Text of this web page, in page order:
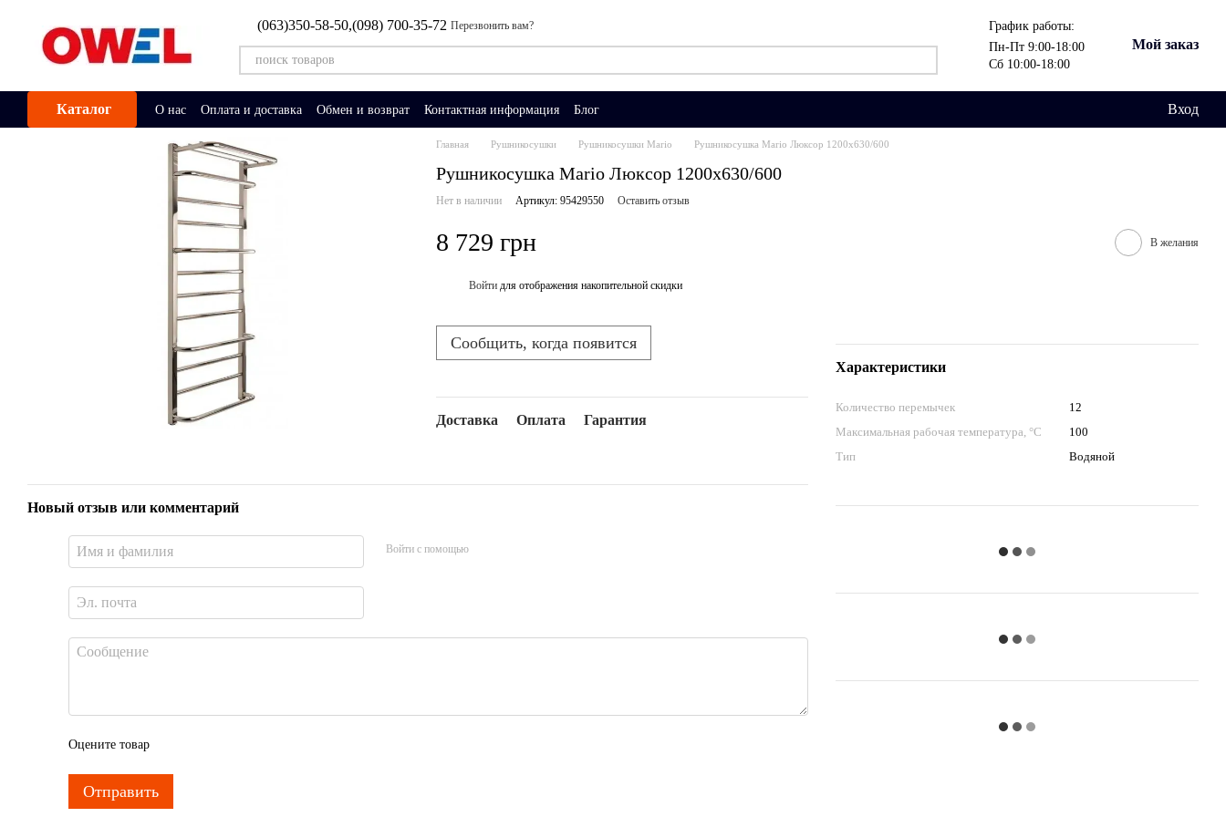
(063)350-58-50,(098) 700-35-72 Перезвонить вам?
График работы:
Пн-Пт 9:00-18:00
Сб 10:00-18:00
Мой заказ
Каталог О нас Оплата и доставка Обмен и возврат Контактная информация Блог Вход
Главная Рушникосушки Рушникосушки Mario Рушникосушка Mario Люксор 1200х630/600
Рушникосушка Mario Люксор 1200х630/600
Нет в наличии Артикул: 95429550 Оставить отзыв
8 729 грн В желания
Войти для отображения накопительной скидки
Сообщить, когда появится
Доставка Оплата Гарантия
Характеристики
Количество перемычек
12
Максимальная рабочая температура, °С
100
Тип
Водяной
Новый отзыв или комментарий
Войти с помощью
Оцените товар
Отправить